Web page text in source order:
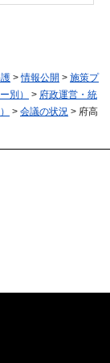
>情報公開 > 施策プ
別） > 府政運営・統
> 会議の状況 > 府高